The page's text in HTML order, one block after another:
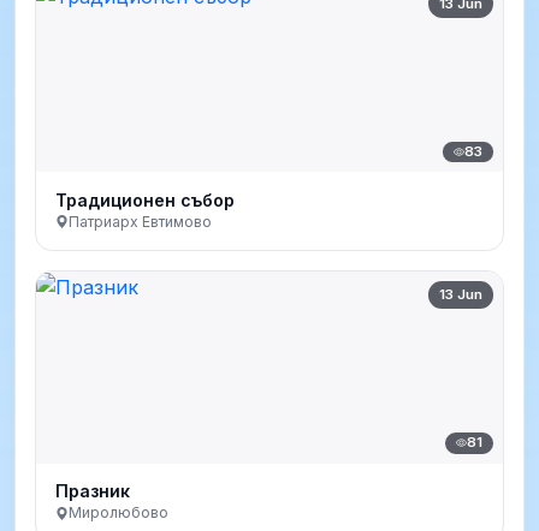
83
Традиционен събор
Патриарх Евтимово
13 Jun
81
Празник
Миролюбово